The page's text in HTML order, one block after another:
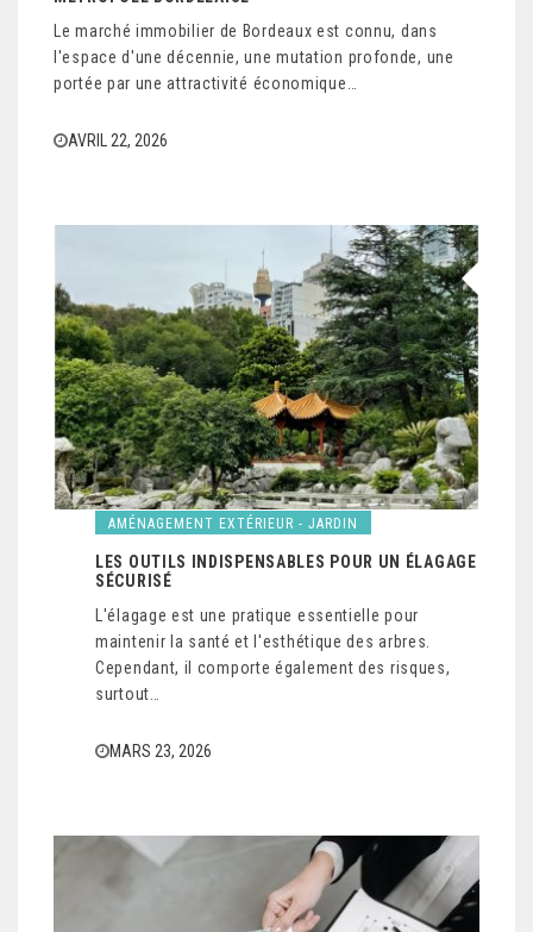
Le marché immobilier de Bordeaux est connu, dans
l'espace d'une décennie, une mutation profonde, une
portée par une attractivité économique…
AVRIL 22, 2026
AMÉNAGEMENT EXTÉRIEUR - JARDIN
LES OUTILS INDISPENSABLES POUR UN ÉLAGAGE
SÉCURISÉ
L'élagage est une pratique essentielle pour
maintenir la santé et l'esthétique des arbres.
Cependant, il comporte également des risques,
surtout…
MARS 23, 2026